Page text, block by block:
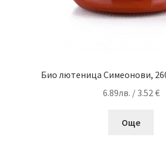
Био лютеница Симеонови,
6.89лв. / 3.52 €
Още